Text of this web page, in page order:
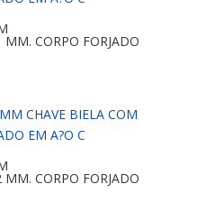
CORPO FORJADO
CORPO FORJADO